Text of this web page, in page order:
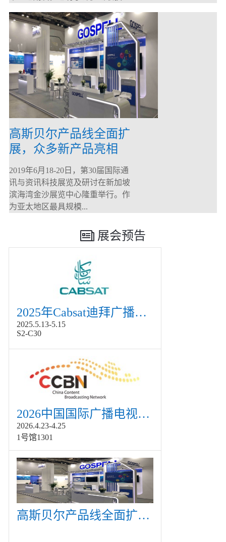
高斯贝尔产品线全面扩
展，众多新产品亮相
CommunicAsia 2019
2019年6月18-20日，第30届国际通
讯与资讯科技展览及研讨在新加坡
滨海湾金沙展览中心隆重举行。作
为亚太地区最具规模...
展会预告
2025年Cabsat迪拜广播电视展
2025.5.13-5.15
S2-C30
2026中国国际广播电视信息网络展览会展
2026.4.23-4.25
1号馆1301
高斯贝尔产品线全面扩展，众多新产品亮相CommunicAsia 2019